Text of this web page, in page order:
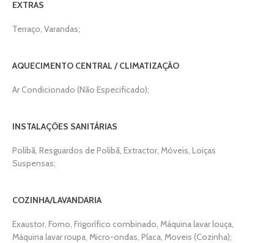
EXTRAS
Terraço, Varandas;
AQUECIMENTO CENTRAL / CLIMATIZAÇÃO
Ar Condicionado (Não Especificado);
INSTALAÇÕES SANITÁRIAS
Polibã, Resguardos de Polibã, Extractor, Móveis, Loiças
Suspensas;
COZINHA/LAVANDARIA
Exaustor, Forno, Frigorífico combinado, Máquina lavar louça,
Máquina lavar roupa, Micro-ondas, Placa, Moveis (Cozinha);